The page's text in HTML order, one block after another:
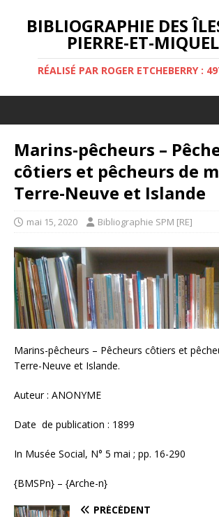
BIBLIOGRAPHIE DES
PIERRE-ET-
RÉALISÉ PAR ROGER ETCHEBERRY :
Marins-pêcheurs –
côtiers et pêcheurs de
Terre-Neuve et Islande
mai 15, 2020 Bibliographie SPM [RE]
Marins-pêcheurs – Pêcheurs côtiers et
Terre-Neuve et Islande.
Auteur : ANONYME
Date de publication : 1899
In Musée Social, N° 5 mai ; pp. 16-290
{BMSPn} – {Arche-n}
PRÉCÉDENT